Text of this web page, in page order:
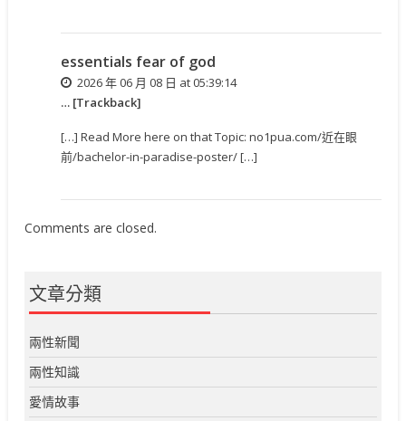
essentials fear of god
2026 年 06 月 08 日 at 05:39:14
… [Trackback]
[…] Read More here on that Topic: no1pua.com/近在眼
前/bachelor-in-paradise-poster/ […]
Comments are closed.
文章分類
兩性新聞
兩性知識
愛情故事